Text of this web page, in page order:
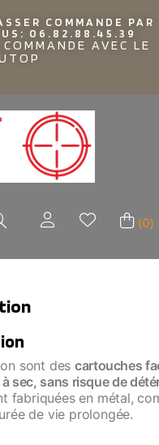
COMMANDE PAR
06.82.88.45.39
AVEC LE
(0)
sont des cartouches
sec, sans risque de
fabriquées en métal,
de vie prolongée.